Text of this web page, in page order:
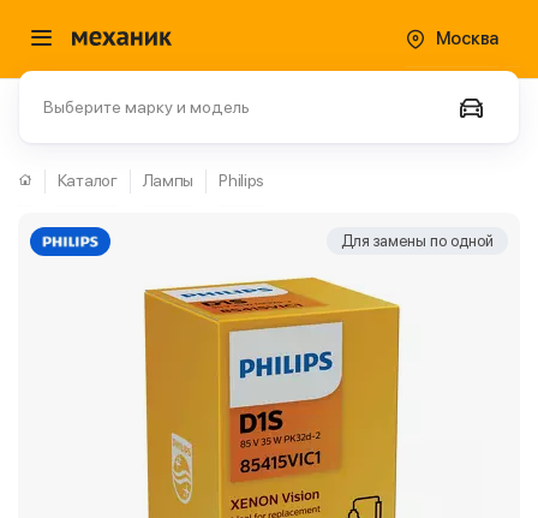
Москва
Выберите марку и модель
Каталог Лампы Philips
Для замены по одной